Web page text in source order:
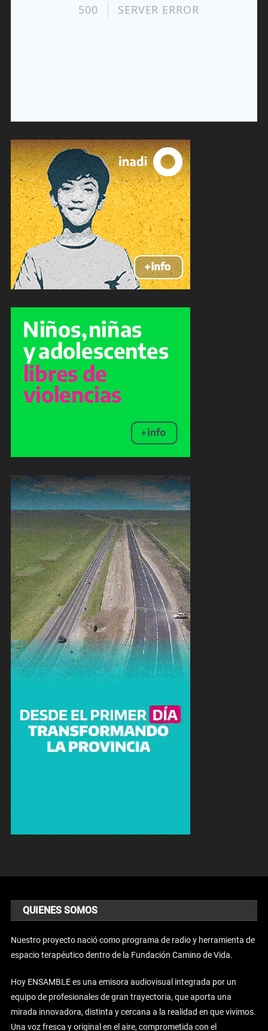
QUIENES SOMOS
Nuestro proyecto nació como programa de radio y herramienta de
espacio terapéutico dentro de la Fundación Camino de Vida.
Hoy ENSAMBLE es una emisora audiovisual integrada por un
equipo de profesionales de gran trayectoria, que aporta una
mirada innovadora, distinta y cercana a la realidad en que vivimos.
Una voz fresca y original en el aire, comprometida con el